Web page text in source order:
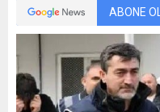
ABONE OL